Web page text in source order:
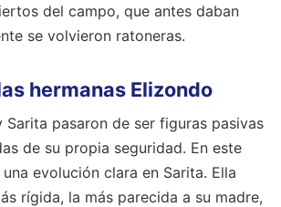
del campo, que antes daban
se volvieron ratoneras.
hermanas Elizondo
Sarita pasaron de ser figuras pasivas
de su propia seguridad. En este
evolución clara en Sarita. Ella
rígida, la más parecida a su madre,